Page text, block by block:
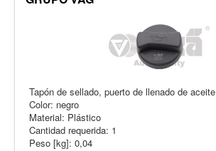
Tapón de sellado, puerto de llenado de aceite
Color: negro
Material: Plástico
Cantidad requerida: 1
Peso [kg]: 0,04